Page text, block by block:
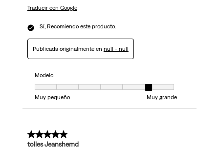
Traducir con Google
Sí, Recomiendo este producto.
Publicada originalmente en null - null
Modelo
Modelo, 6 de 7, donde 1 es igual a Muy pequeño y 7 es igual a Muy
Muy pequeño
Muy grande
5 de 5 estrellas.
tolles Jeanshemd